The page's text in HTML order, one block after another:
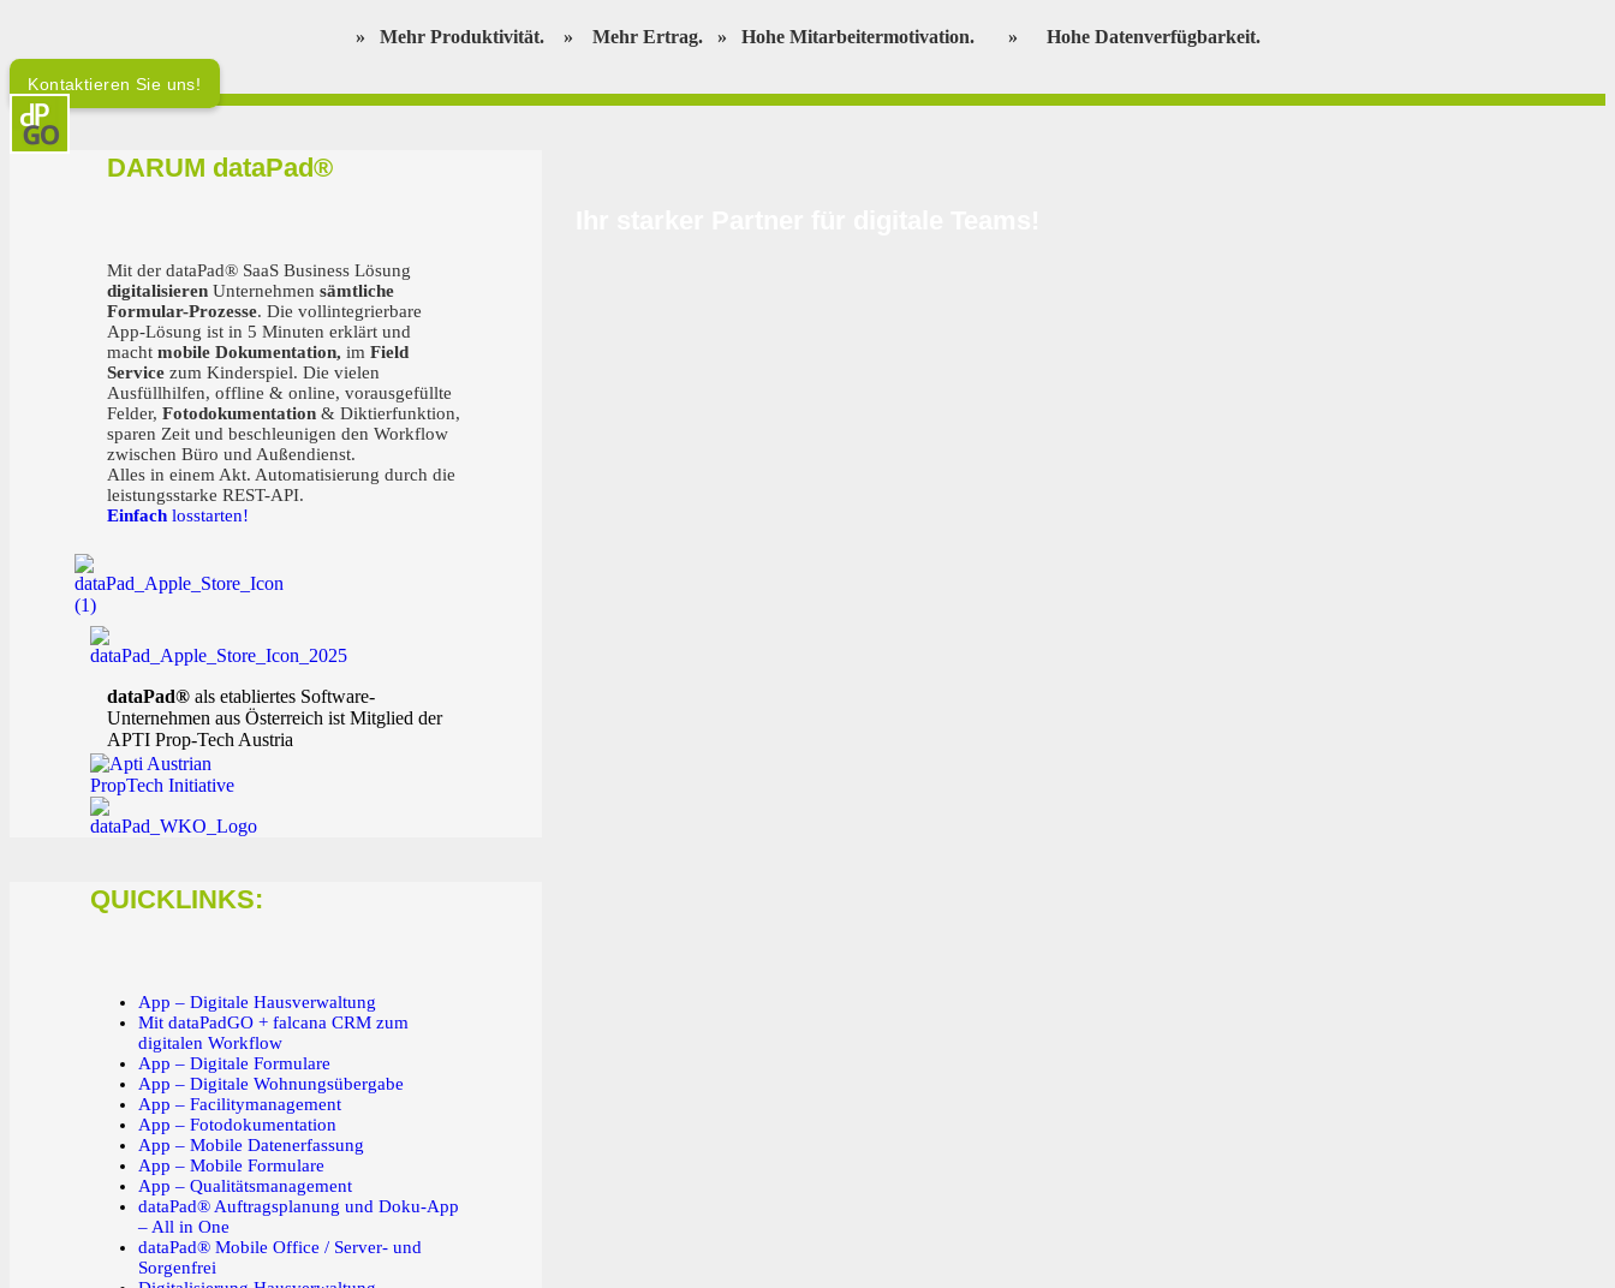
» Mehr Produktivität. » Mehr Ertrag. » Hohe Mitarbeitermotivation. » Hohe Datenverfügbarkeit.
Kontaktieren Sie uns!
DARUM dataPad®
Mit der dataPad® SaaS Business Lösung
digitalisierenUnternehmen sämtliche
Formular-Prozesse. Die vollintegrierbare
App-Lösung ist in 5 Minuten erklärt und
macht mobile Dokumentation, im Field
Servicezum Kinderspiel. Die vielen
Ausfüllhilfen, offline & online, vorausgefüllte
Felder, Fotodokumentation& Diktierfunktion,
sparen Zeit und beschleunigen den Workflow
zwischen Büro und Außendienst.
Alles in einem Akt. Automatisierung durch die
leistungsstarke REST-API.
Einfachlosstarten!
dataPad® als etabliertes Software-
Unternehmen aus Österreich ist Mitglied der
APTI Prop-Tech Austria
QUICKLINKS:
App – Digitale Hausverwaltung
Mit dataPadGO + falcana CRM zum
digitalen Workflow
App – Digitale Formulare
App – Digitale Wohnungsübergabe
App – Facilitymanagement
App – Fotodokumentation
App – Mobile Datenerfassung
App – Mobile Formulare
App – Qualitätsmanagement
dataPad® Auftragsplanung und Doku-App
– All in One
dataPad® Mobile Office / Server- und
Sorgenfrei